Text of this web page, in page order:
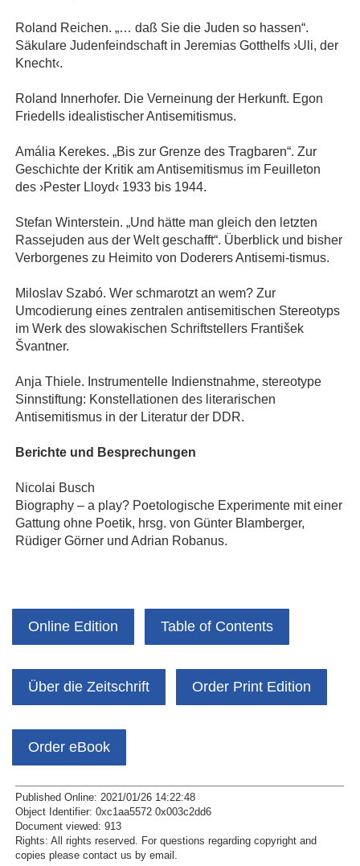
Roland Reichen. „… daß Sie die Juden so hassen“.
Säkulare Judenfeindschaft in Jeremias Gotthelfs ›Uli, der
Knecht‹.
Roland Innerhofer. Die Verneinung der Herkunft. Egon
Friedells idealistischer Antisemitismus.
Amália Kerekes. „Bis zur Grenze des Tragbaren“. Zur
Geschichte der Kritik am Antisemitismus im Feuilleton
des ›Pester Lloyd‹ 1933 bis 1944.
Stefan Winterstein. „Und hätte man gleich den letzten
Rassejuden aus der Welt geschafft“. Überblick und bisher
Verborgenes zu Heimito von Doderers Antisemi-tismus.
Miloslav Szabó. Wer schmarotzt an wem? Zur
Umcodierung eines zentralen antisemitischen Stereotyps
im Werk des slowakischen Schriftstellers František
Švantner.
Anja Thiele. Instrumentelle Indienstnahme, stereotype
Sinnstiftung: Konstellationen des literarischen
Antisemitismus in der Literatur der DDR.
Berichte und Besprechungen
Nicolai Busch
Biography – a play? Poetologische Experimente mit einer
Gattung ohne Poetik, hrsg. von Günter Blamberger,
Rüdiger Görner und Adrian Robanus.
Online Edition Table of Contents
Über die Zeitschrift Order Print Edition
Order eBook
Published Online: 2021/01/26 14:22:48
Object Identifier: 0xc1aa5572 0x003c2dd6
Document viewed: 913
Rights: All rights reserved.
For questions regarding copyright and
copies please contact us by email